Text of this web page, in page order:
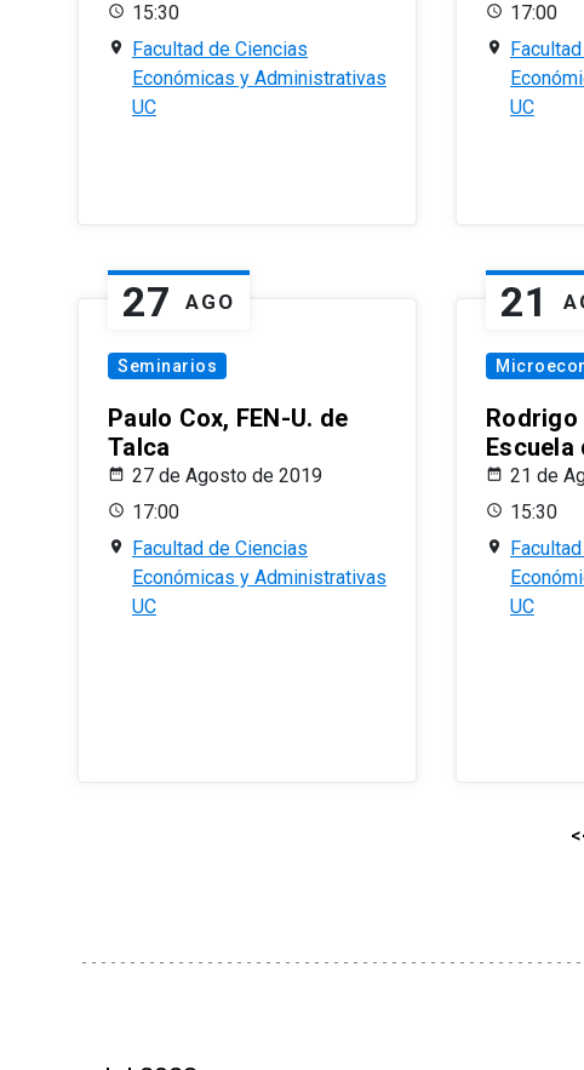
15:30
Facultad de Ciencias
Económicas y Administrativas
UC
17:00
UC
27 AGO
Seminarios
Paulo Cox, FEN-U. de
Talca
27 de Agosto de 2019
17:00
Facultad de Ciencias
Económicas y Administrativas
UC
21
Rodrigo
Escuela
21 de
15:30
UC